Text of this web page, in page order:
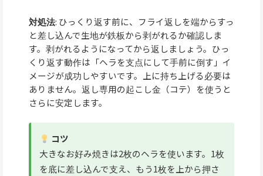
対処法: ひっくり返す前に、フライ返しを端からすっ
と差し込んで生地が鉄板から剥がれるか確認しま
す。剥がれるようになってから返しましょう。ひっ
くり返す動作は「ヘラを支点にして手前に倒す」イ
メージが成功しやすいです。上に持ち上げる必要は
ありません。返し専用の起こし金（コテ）を使うと
さらに安定します。
コツ
大きなお好み焼きは2枚のヘラを使います。1枚
を底に差し込んで支え、もう1枚を上から押さ